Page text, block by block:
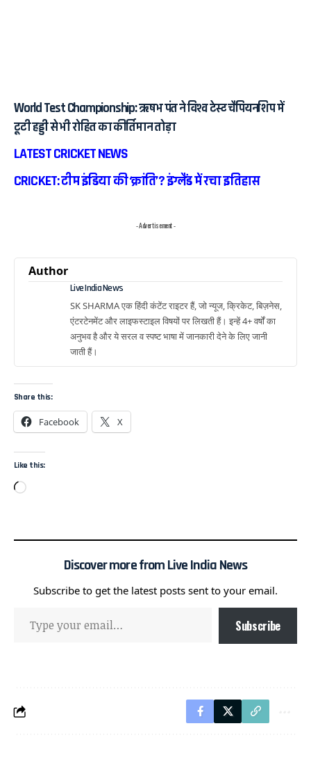
World Test Championship: ऋषभ पंत ने विश्व टेस्ट चैंपियनशिप में
टूटी हड्डी से भी रोहित का कीर्तिमान तोड़ा
LATEST CRICKET NEWS
CRICKET: टीम इंडिया की ‘क्रांति’? इंग्लैंड में रचा इतिहास
- Advertisement -
Author
Live India News
SK SHARMA एक हिंदी कंटेंट राइटर हैं, जो न्यूज, क्रिकेट, बिज़नेस,
एंटरटेनमेंट और लाइफस्टाइल विषयों पर लिखती हैं। इन्हें 4+ वर्षों का
अनुभव है और ये सरल व स्पष्ट भाषा में जानकारी देने के लिए जानी
जाती हैं।
Share this:
Facebook X
Like this:
Discover more from Live India News
Subscribe to get the latest posts sent to your email.
Subscribe